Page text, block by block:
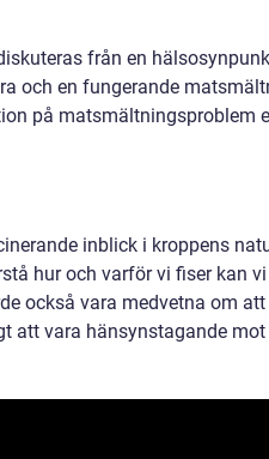
från en
och en fungerande
på matsmältningsproblem
inblick i kroppens
hur och varför vi fiser kan
också vara medvetna om
att vara hänsynstagande